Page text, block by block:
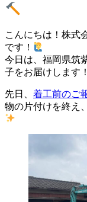
こんにちは！株式
です！
今日は、福岡県筑
子をお届けします！
先日、 着工前のご
物の片付けを終え